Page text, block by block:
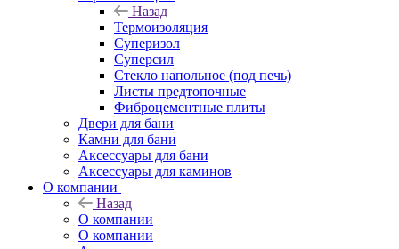
Назад
Термоизоляция
Суперизол
Суперсил
Стекло напольное (под печь)
Листы предтопочные
Фиброцементные плиты
Двери для бани
Камни для бани
Аксессуары для бани
Аксессуары для каминов
О компании
Назад
О компании
О компании